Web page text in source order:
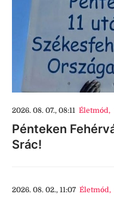
2026. 08. 07., 08:11 Életmód,
Pénteken
Srác!
2026. 08. 02., 11:07 Életmód,